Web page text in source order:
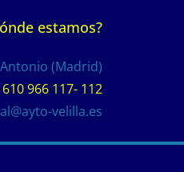
estamos?
(Madrid)
966 117- 112
velilla.es